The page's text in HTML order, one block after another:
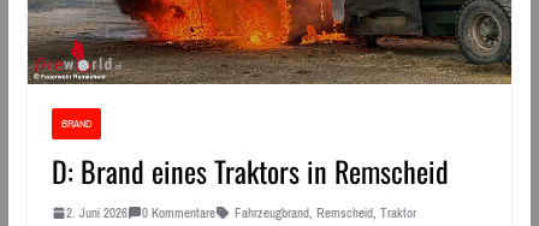
BRAND
D: Brand eines Traktors in Remscheid
2. Juni 2026 0 Kommentare Fahrzeugbrand, Remscheid, Traktor